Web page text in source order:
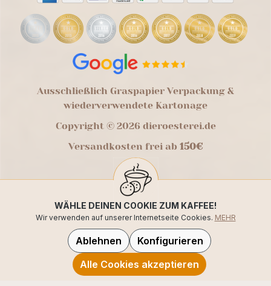
Ausschließlich Graspapier Verpackung &
wiederverwendete Kartonage
Copyright © 2026 dieroesterei.de
Versandkosten frei ab 150€
WÄHLE DEINEN COOKIE ZUM KAFFEE!
Wir verwenden auf unserer Internetseite Cookies. MEHR
Ablehnen
Konfigurieren
Alle Cookies akzeptieren